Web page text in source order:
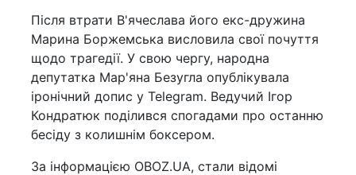
Після втрати В'ячеслава його екс-дружина
Марина Боржемська висловила свої почуття
щодо трагедії. У свою чергу, народна
депутатка Мар'яна Безугла опублікувала
іронічний допис у Telegram. Ведучий Ігор
Кондратюк поділився спогадами про останню
бесіду з колишнім боксером.
За інформацією OBOZ.UA, стали відомі